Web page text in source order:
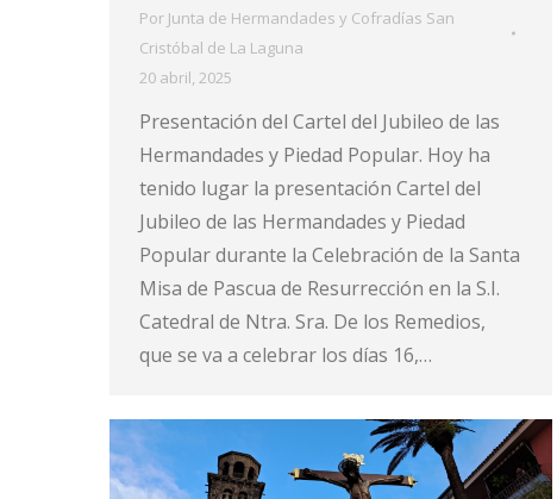
Por Junta de Hermandades y Cofradías San
Cristóbal de La Laguna
20 abril, 2025
Presentación del Cartel del Jubileo de las
Hermandades y Piedad Popular. Hoy ha
tenido lugar la presentación Cartel del
Jubileo de las Hermandades y Piedad
Popular durante la Celebración de la Santa
Misa de Pascua de Resurrección en la S.I.
Catedral de Ntra. Sra. De los Remedios,
que se va a celebrar los días 16,…